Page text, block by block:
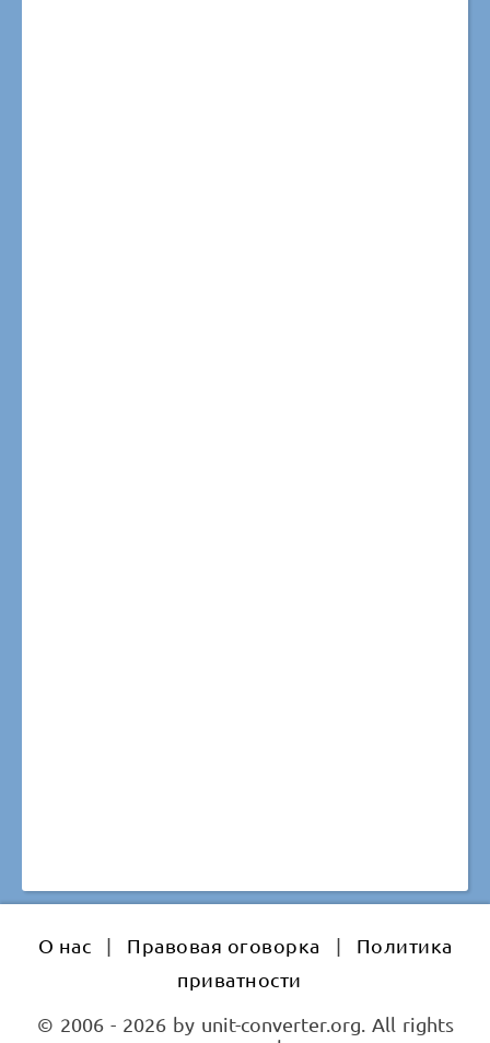
О нас | Правовая оговорка |
Политика
приватности
© 2006 - 2026 by unit-converter.org. All rights